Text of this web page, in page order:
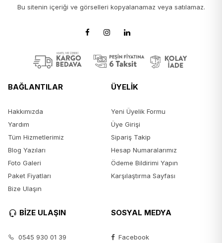
Bu sitenin içeriği ve görselleri kopyalanamaz veya satılamaz.
BAĞLANTILAR
Hakkımızda
Yardım
Tüm Hizmetlerimiz
Blog Yazıları
Foto Galeri
Paket Fiyatları
Bize Ulaşın
ÜYELİK
Yeni Üyelik Formu
Üye Girişi
Sipariş Takip
Hesap Numaralarımız
Ödeme Bildirimi Yapın
Karşılaştırma Sayfası
BİZE ULAŞIN
0545 930 01 39
SOSYAL MEDYA
Facebook